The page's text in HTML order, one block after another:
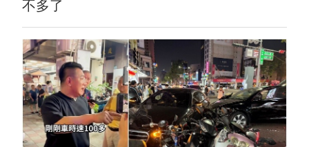
不多了